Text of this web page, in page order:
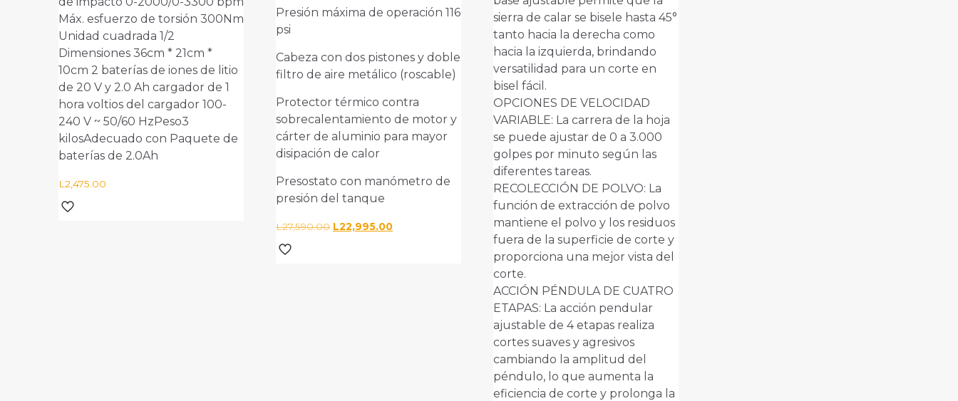
Nombre* Correo electrónico
Guarda mi nombre, correo
electrónico y web en este
navegador para la próxima vez
que comente.
Máx. esfuerzo de torsión 300Nm
Unidad cuadrada 1/2
Dimensiones 36cm * 21cm *
10cm 2 baterías de iones de litio
de 20 V y 2.0 Ah cargador de 1
hora voltios del cargador 100-
240 V ~ 50/60 HzPeso3
kilosAdecuado con Paquete de
baterías de 2.0Ah
L 2,475.00
Presión máxima de operación 116
psi
Cabeza con dos pistones y doble
filtro de aire metálico (roscable)
Protector térmico contra
sobrecalentamiento de motor y
cárter de aluminio para mayor
disipación de calor
Presostato con manómetro de
presión del tanque
L27,590.00 El
L22,995.00El
sierra de calar se bisele hasta 45°
tanto hacia la derecha como
hacia la izquierda, brindando
versatilidad para un corte en
bisel fácil.
OPCIONES DE VELOCIDAD
VARIABLE: La carrera de la hoja
se puede ajustar de 0 a 3.000
golpes por minuto según las
diferentes tareas.
RECOLECCIÓN DE POLVO: La
función de extracción de polvo
mantiene el polvo y los residuos
fuera de la superficie de corte y
proporciona una mejor vista del
corte.
ACCIÓN PÉNDULA DE CUATRO
ETAPAS: La acción pendular
ajustable de 4 etapas realiza
cortes suaves y agresivos
cambiando la amplitud del
péndulo, lo que aumenta la
eficiencia de corte y prolonga la